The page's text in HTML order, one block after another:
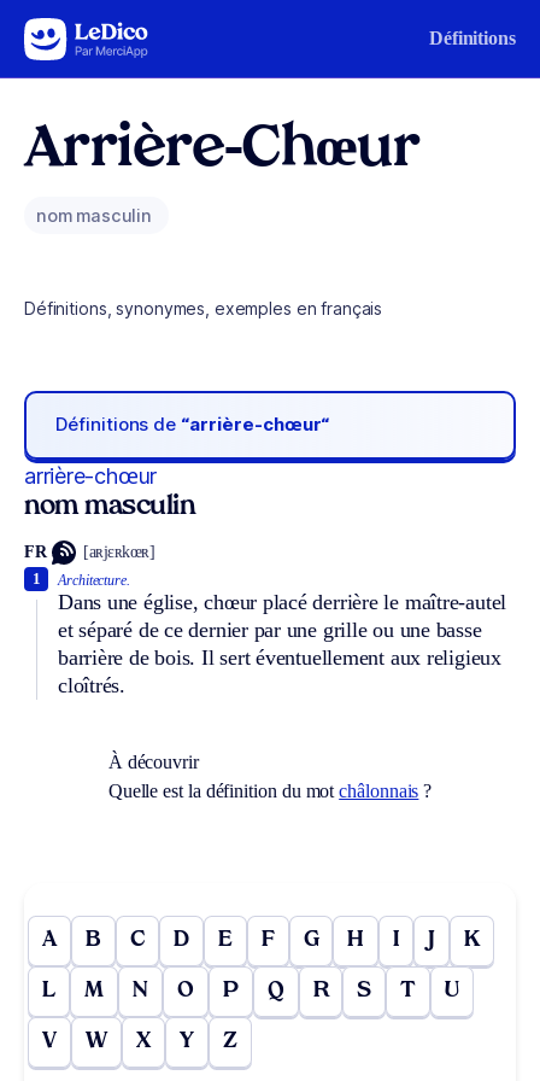
Aller au contenu Définitions
Arrière-Chœur
nom masculin
Définitions, synonymes, exemples en français
Définitions de “arrière-chœur“
arrière-chœur
nom masculin
FR [aʀjɛʀkœʀ]
Architecture.
Dans une église, chœur placé derrière le maître-autel
et séparé de ce dernier par une grille ou une basse
barrière de bois. Il sert éventuellement aux religieux
cloîtrés.
1
À découvrir
Quelle est la définition du motchâlonnais ?
A B C D E F G H I J K
L M N O P Q R S T U
V W X Y Z